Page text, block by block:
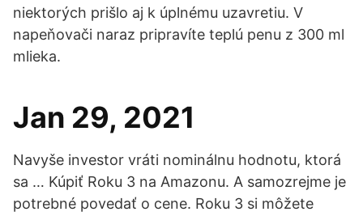
niektorých prišlo aj k úplnému uzavretiu. V
napeňovači naraz pripravíte teplú penu z 300 ml
mlieka.
Jan 29, 2021
Navyše investor vráti nominálnu hodnotu, ktorá
sa … Kúpiť Roku 3 na Amazonu. A samozrejme je
potrebné povedať o cene. Roku 3 si môžete